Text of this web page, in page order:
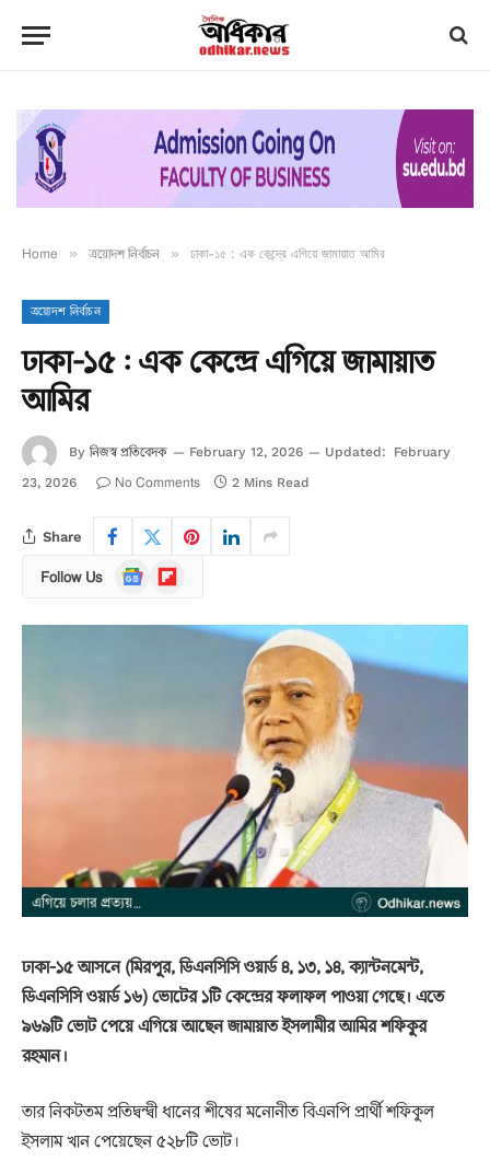
Home » ত্রয়োদশ নির্বাচন » ঢাকা-১৫ : এক কেন্দ্রে এগিয়ে জামায়াত আমির
ত্রয়োদশ নির্বাচন
ঢাকা-১৫ : এক কেন্দ্রে এগিয়ে জামায়াত
আমির
By নিজস্ব প্রতিবেদক February 12, 2026 Updated:
February
23, 2026
No Comments 2 Mins Read
Share
Follow Us
Google
News
Flipboard
ঢাকা-১৫ আসনে (মিরপুর, ডিএনসিসি ওয়ার্ড ৪, ১৩, ১৪, ক্যান্টনমেন্ট,
ডিএনসিসি ওয়ার্ড ১৬) ভোটের ১টি কেন্দ্রের ফলাফল পাওয়া গেছে। এতে
৯৬৯টি ভোট পেয়ে এগিয়ে আছেন জামায়াত ইসলামীর আমির শফিকুর
রহমান।
তার নিকটতম প্রতিদ্বন্দ্বী ধানের শীষের মনোনীত বিএনপি প্রার্থী শফিকুল
ইসলাম খান পেয়েছেন ৫২৮টি ভোট।